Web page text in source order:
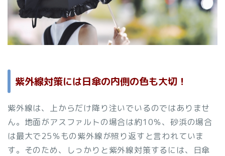
紫外線対策には日傘の内側の色も大切！
紫外線は、上からだけ降り注いでいるのではありませ
ん。地面がアスファルトの場合は約10％、砂浜の場合
は最大で25％もの紫外線が照り返すと言われていま
す。そのため、しっかりと紫外線対策するには、日傘